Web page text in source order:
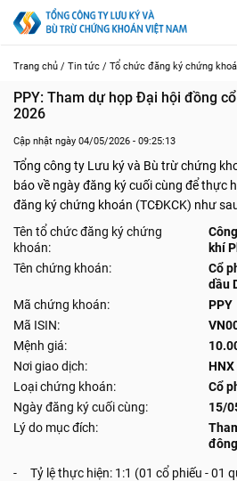
Trang chủ / Tin tức / Tổ chức đăng ký chứng
PPY: Tham dự họp Đại hội đồng
2026
Cập nhật ngày 04/05/2026 - 09:25:13
Tổng công ty Lưu ký và Bù trừ chứng
báo về ngày đăng ký cuối cùng để thực
đăng ký chứng khoán (TCĐKCK) như
Tên tổ chức đăng ký chứng
khoán:
khí
Tên chứng khoán:
Cổ
dầu
Mã chứng khoán:
PPY
Mã ISIN:
Mệnh giá:
Nơi giao dịch:
HNX
Loại chứng khoán:
Cổ
Ngày đăng ký cuối cùng:
15/
Lý do mục đích:
- Tỷ lệ thực hiện: 1:1 (01 cổ phiếu - 01